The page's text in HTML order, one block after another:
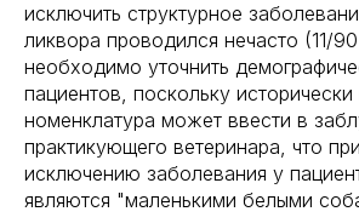
исключить структурное
ликвора проводился нечасто (11/
необходимо уточнить
пациентов, поскольку исторически
номенклатура может ввести в
практикующего ветеринара, что
исключению заболевания у
являются "маленькими белыми